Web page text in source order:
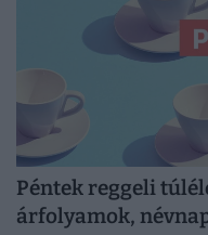
Péntek reggeli
árfolyamok,